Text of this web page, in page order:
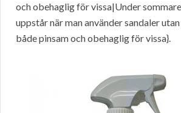
och obehaglig för vissa|Under
uppstår när man använder sandaler
både pinsam och obehaglig för vissa}.